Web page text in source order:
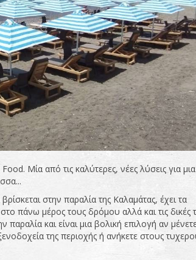
Μία από τις καλύτερες, νέες λύσεις για
στην παραλία της Καλαμάτας, έχει τα
πάνω μέρος τους δρόμου αλλά και τις δικές
παραλία και είναι μια βολική επιλογή αν
της περιοχής ή ανήκετε στους